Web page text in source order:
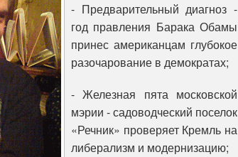
- Предварительный диагноз -
год правления Барака Обамы
принес американцам глубокое
разочарование в демократах;
- Железная пята московской
мэрии - садоводческий поселок
«Речник» проверяет Кремль на
либерализм и модернизацию;